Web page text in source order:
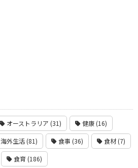
オーストラリア (31) 健康 (16)
海外生活 (81) 食事 (36) 食材 (7)
食育 (186)